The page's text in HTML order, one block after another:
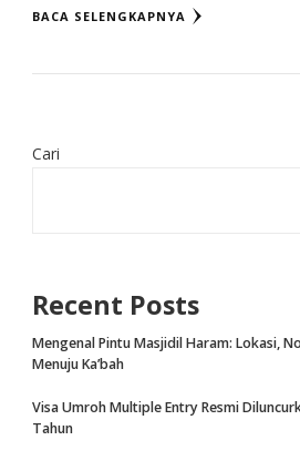
BACA SELENGKAPNYA
Cari
Recent Posts
Mengenal Pintu Masjidil Haram: Lokasi,
Menuju Ka’bah
Visa Umroh Multiple Entry Resmi
Tahun